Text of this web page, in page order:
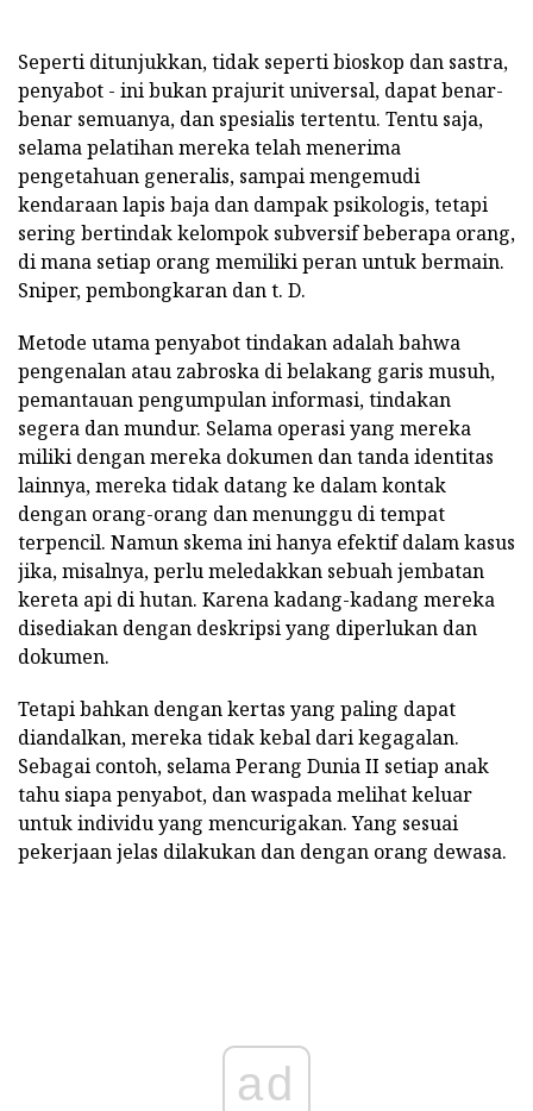
Seperti ditunjukkan, tidak seperti bioskop dan sastra,
penyabot - ini bukan prajurit universal, dapat benar-
benar semuanya, dan spesialis tertentu. Tentu saja,
selama pelatihan mereka telah menerima
pengetahuan generalis, sampai mengemudi
kendaraan lapis baja dan dampak psikologis, tetapi
sering bertindak kelompok subversif beberapa orang,
di mana setiap orang memiliki peran untuk bermain.
Sniper, pembongkaran dan t. D.
Metode utama penyabot tindakan adalah bahwa
pengenalan atau zabroska di belakang garis musuh,
pemantauan pengumpulan informasi, tindakan
segera dan mundur. Selama operasi yang mereka
miliki dengan mereka dokumen dan tanda identitas
lainnya, mereka tidak datang ke dalam kontak
dengan orang-orang dan menunggu di tempat
terpencil. Namun skema ini hanya efektif dalam kasus
jika, misalnya, perlu meledakkan sebuah jembatan
kereta api di hutan. Karena kadang-kadang mereka
disediakan dengan deskripsi yang diperlukan dan
dokumen.
Tetapi bahkan dengan kertas yang paling dapat
diandalkan, mereka tidak kebal dari kegagalan.
Sebagai contoh, selama Perang Dunia II setiap anak
tahu siapa penyabot, dan waspada melihat keluar
untuk individu yang mencurigakan. Yang sesuai
pekerjaan jelas dilakukan dan dengan orang dewasa.
ad